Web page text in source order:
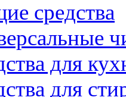
средства
для
для